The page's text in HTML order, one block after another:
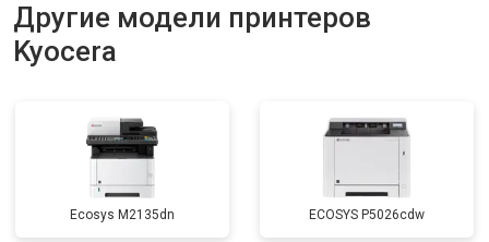
Другие модели принтеров
Kyocera
Ecosys M2135dn ECOSYS P5026cdw